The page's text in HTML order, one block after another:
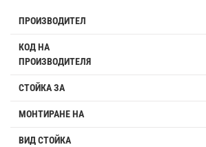
ПРОИЗВОДИТЕЛ
КОД НА
ПРОИЗВОДИТЕЛЯ
СТОЙКА ЗА
МОНТИРАНЕ НА
ВИД СТОЙКА